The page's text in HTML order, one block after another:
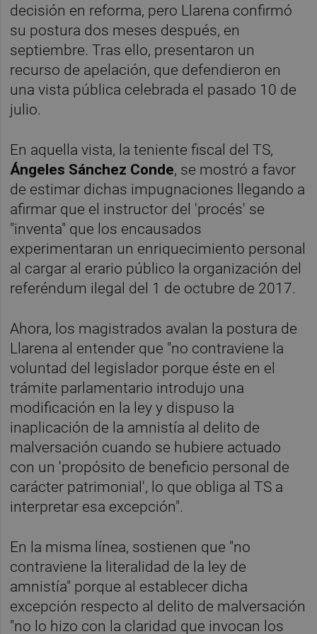
decisión en reforma, pero Llarena confirmó
su postura dos meses después, en
septiembre. Tras ello, presentaron un
recurso de apelación, que defendieron en
una vista pública celebrada el pasado 10 de
julio.
En aquella vista, la teniente fiscal del TS,
Ángeles Sánchez Conde, se mostró a favor
de estimar dichas impugnaciones llegando a
afirmar que el instructor del 'procés' se
"inventa" que los encausados
experimentaran un enriquecimiento personal
al cargar al erario público la organización del
referéndum ilegal del 1 de octubre de 2017.
Ahora, los magistrados avalan la postura de
Llarena al entender que "no contraviene la
voluntad del legislador porque éste en el
trámite parlamentario introdujo una
modificación en la ley y dispuso la
inaplicación de la amnistía al delito de
malversación cuando se hubiere actuado
con un 'propósito de beneficio personal de
carácter patrimonial', lo que obliga al TS a
interpretar esa excepción".
En la misma línea, sostienen que "no
contraviene la literalidad de la ley de
amnistía" porque al establecer dicha
excepción respecto al delito de malversación
"no lo hizo con la claridad que invocan los